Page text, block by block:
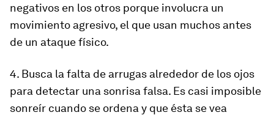
negativos en los otros porque involucra un
movimiento agresivo, el que usan muchos antes
de un ataque físico.
4. Busca la falta de arrugas alrededor de los ojos
para detectar una sonrisa falsa. Es casi imposible
sonreír cuando se ordena y que ésta se vea